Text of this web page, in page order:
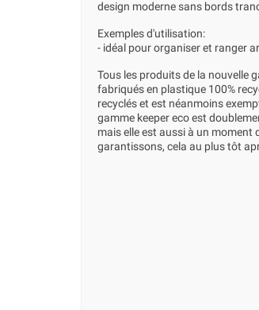
design moderne sans bords
Exemples d'utilisation:
- idéal pour organiser et ranger
Tous les produits de la nouvelle
fabriqués en plastique 100%
recyclés et est néanmoins
gamme keeper eco est
mais elle est aussi à un moment
garantissons, cela au plus tôt